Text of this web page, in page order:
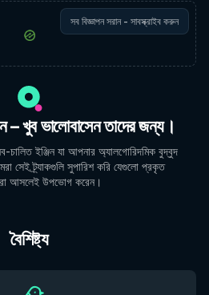
সব বিজ্ঞাপন সরান - সাবস্ক্রাইব করুন
– খুব ভালোবাসেন তাদের জন্য।
ইঞ্জিন যা আপনার অ্যালগোরিদমিক বুদ্বুদ
সেই ট্র্যাকগুলি সুপারিশ করি যেগুলো প্রকৃত
আসলেই উপভোগ করেন।
বৈশিষ্ট্য